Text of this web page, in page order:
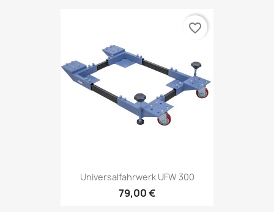
Universalfahrwerk UFW 300
79,00 €
favorite_border